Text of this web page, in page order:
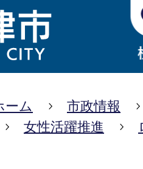
ーム
市政情報
女性活躍推進